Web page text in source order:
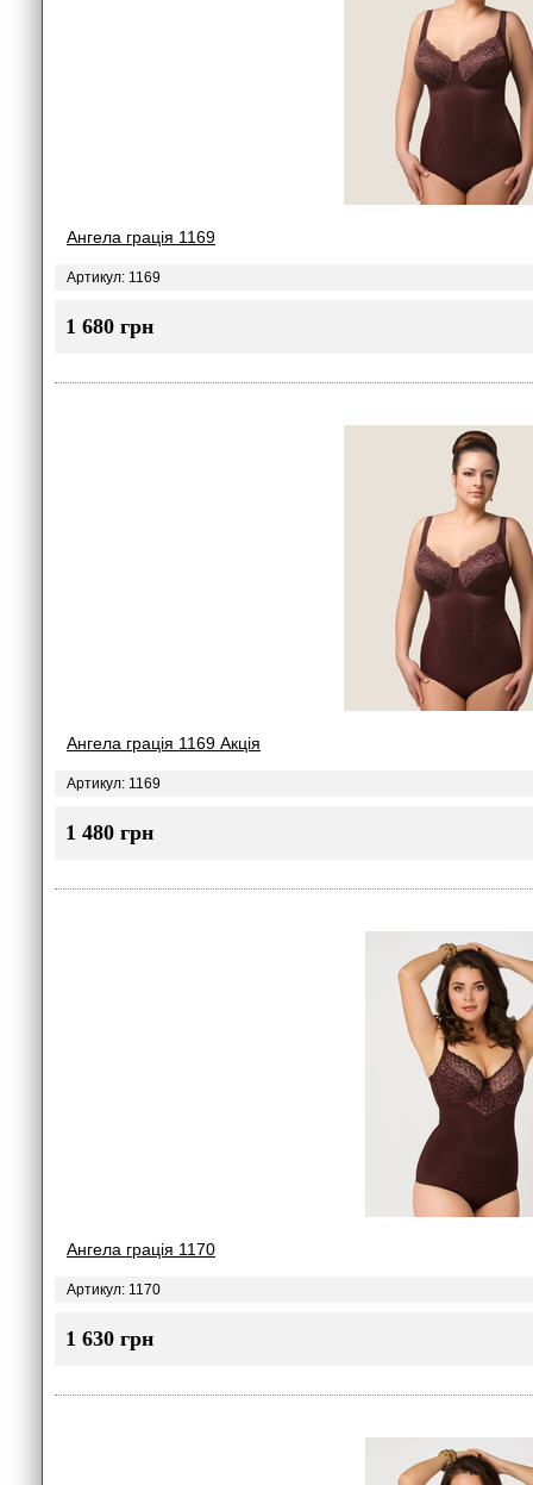
Ангела грація 1169
Артикул: 1169
1 680 грн
Ангела грація 1169 Акція
Артикул: 1169
1 480 грн
Ангела грація 1170
Артикул: 1170
1 630 грн